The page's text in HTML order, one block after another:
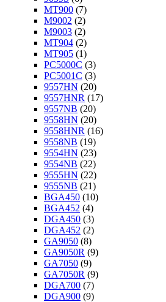
MT900 (7)
M9002 (2)
M9003 (2)
MT904 (2)
MT905 (1)
PC5000C (3)
PC5001C (3)
9557HN (20)
9557HNR (17)
9557NB (20)
9558HN (20)
9558HNR (16)
9558NB (19)
9554HN (23)
9554NB (22)
9555HN (22)
9555NB (21)
BGA450 (10)
BGA452 (4)
DGA450 (3)
DGA452 (2)
GA9050 (8)
GA9050R (9)
GA7050 (9)
GA7050R (9)
DGA700 (7)
DGA900 (9)